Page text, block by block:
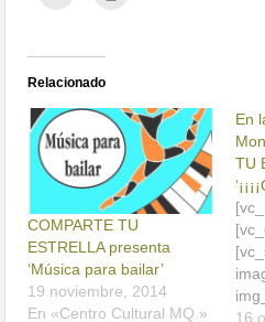
Relacionado
COMPARTE TU
ESTRELLA presenta
‘Música para bailar’
19 noviembre, 2014
En «Centro Cultural MQ.»
En
TU
16